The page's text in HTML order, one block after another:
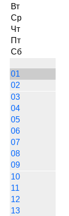
Вт
Ср
Чт
Пт
Сб
01
02
03
04
05
06
07
08
09
10
11
12
13